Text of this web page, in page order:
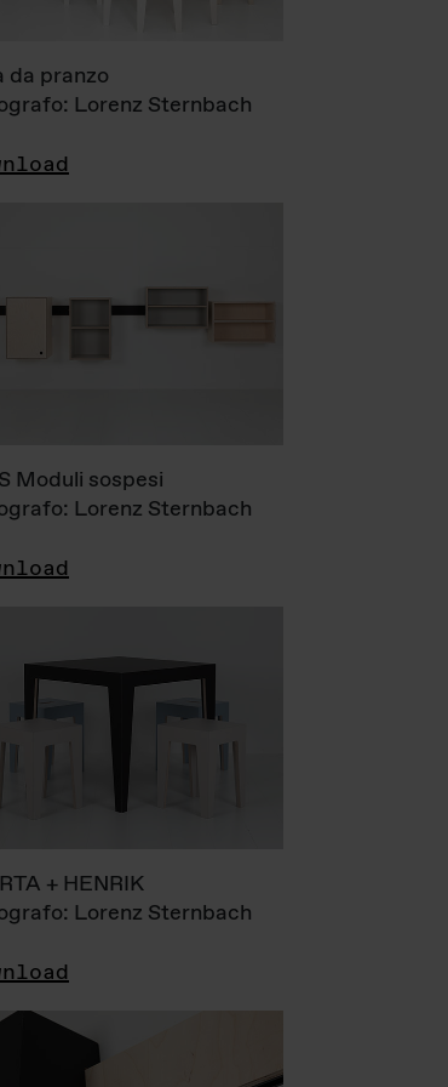
da pranzo
Lorenz Sternbach
Moduli sospesi
Lorenz Sternbach
+ HENRIK
Lorenz Sternbach